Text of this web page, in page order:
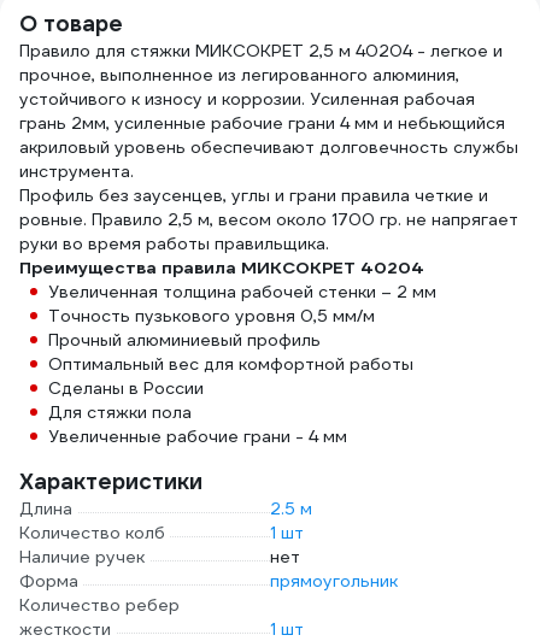
О товаре
Правило для стяжки МИКСОКРЕТ 2,5 м 40204 - легкое и
прочное, выполненное из легированного алюминия,
устойчивого к износу и коррозии. Усиленная рабочая
грань 2мм, усиленные рабочие грани 4 мм и небьющийся
акриловый уровень обеспечивают долговечность службы
инструмента.
Профиль без заусенцев, углы и грани правила четкие и
ровные. Правило 2,5 м, весом около 1700 гр. не напрягает
руки во время работы правильщика.
Преимущества правила МИКСОКРЕТ 40204
Увеличенная толщина рабочей стенки – 2 мм
Точность пузькового уровня 0,5 мм/м
Прочный алюминиевый профиль
Оптимальный вес для комфортной работы
Сделаны в России
Для стяжки пола
Увеличенные рабочие грани - 4 мм
Характеристики
Длина
2.5 м
Количество колб
1 шт
Наличие ручек
нет
Форма
прямоугольник
Количество ребер
жесткости
1 шт